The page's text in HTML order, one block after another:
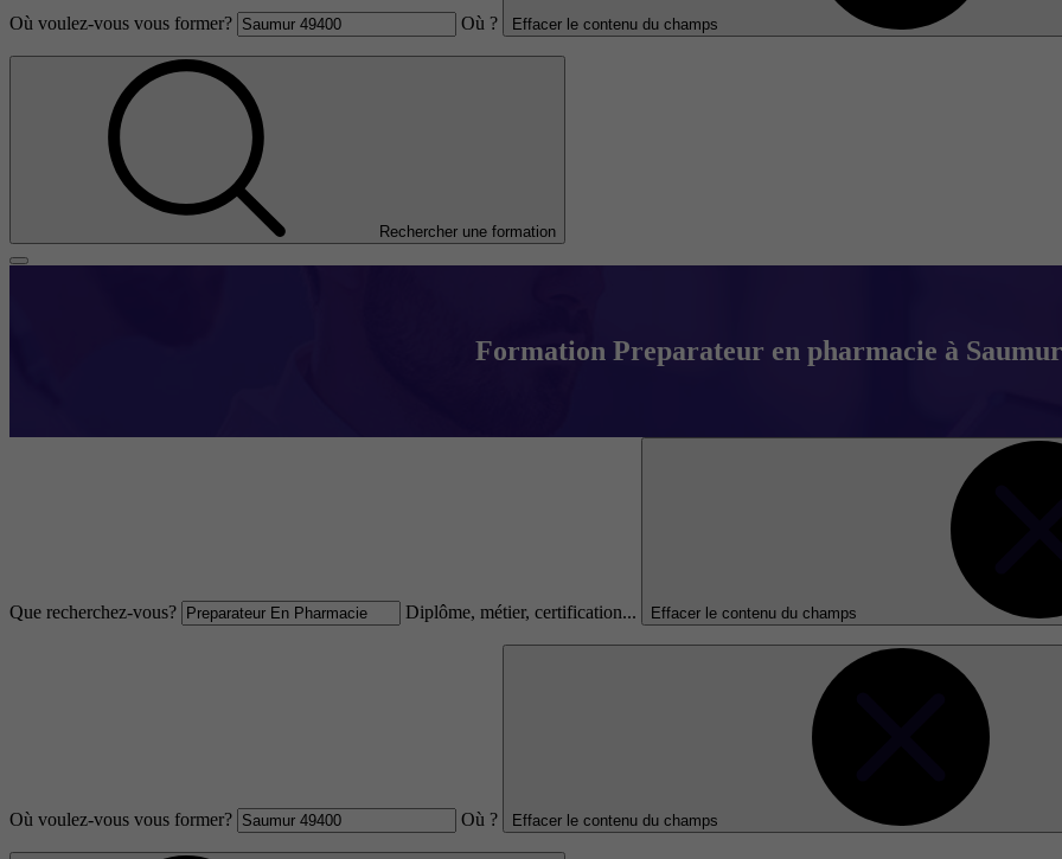
Où voulez-vous vous former? Où ? Effacer le contenu du champs
Rechercher une formation
Formation Preparateur en pharmacie à
Que recherchez-vous? Diplôme, métier, certification... Effacer le contenu du champs
Où voulez-vous vous former? Où ? Effacer le contenu du champs